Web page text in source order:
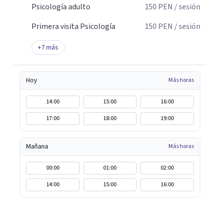
Psicología adulto
150 PEN / sesión
Primera visita Psicología
150 PEN / sesión
+7más
Hoy Más horas
14:00 15:00
16:00
17:00
18:00 19:00
Mañana Más horas
00:00 01:00
02:00
14:00
15:00 16:00